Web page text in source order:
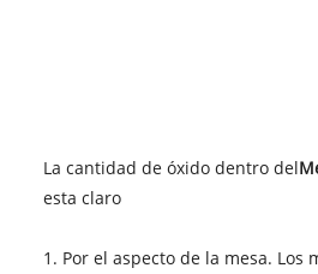
La cantidad de óxido dentro del
esta claro
1. Por el aspecto de la mesa. Los